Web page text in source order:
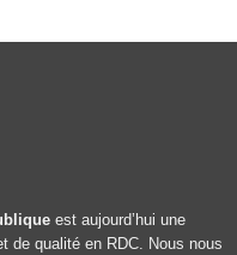
est aujourd’hui une
de qualité en RDC. Nous nous